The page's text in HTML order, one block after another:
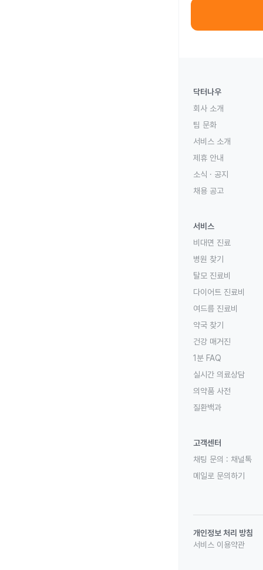
닥터나우
회사 소개
팀 문화
서비스 소개
제휴 안내
소식 · 공지
채용 공고
서비스
비대면 진료
병원 찾기
탈모 진료비
다이어트 진료비
여드름 진료비
약국 찾기
건강 매거진
1분 FAQ
실시간 의료상담
의약품 사전
질환백과
고객센터
채팅 문의 : 채널톡
메일로 문의하기
개인정보 처리 방침
서비스 이용약관